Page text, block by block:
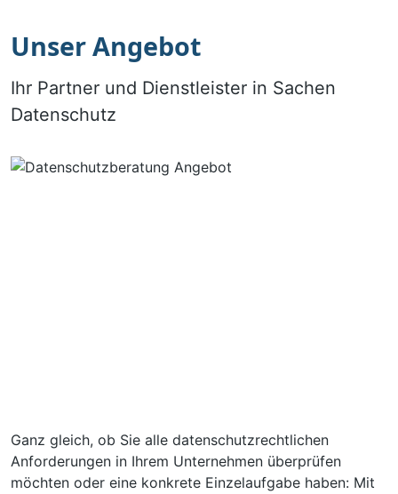
Unser Angebot
Ihr Partner und Dienstleister in Sachen
Datenschutz
Ganz gleich, ob Sie alle datenschutzrechtlichen
Anforderungen in Ihrem Unternehmen überprüfen
möchten oder eine konkrete Einzelaufgabe haben: Mit